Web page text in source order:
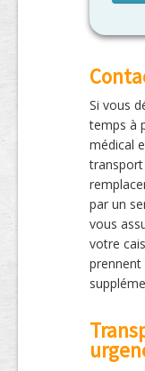
Si vous
temps à
médical
par un
vous
votre
prennent